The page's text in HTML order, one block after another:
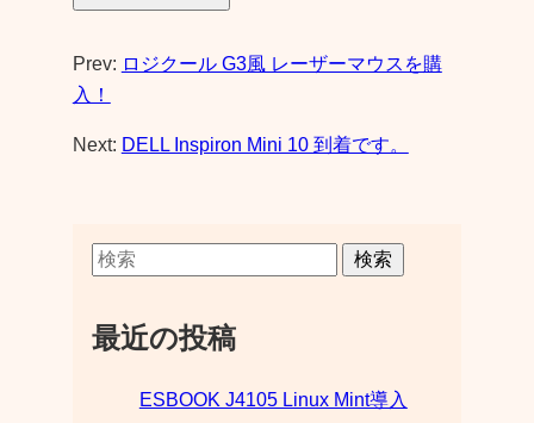
Prev: ロジクール G3風 レーザーマウスを購
入！
Next: DELL Inspiron Mini 10 到着です。
検索
最近の投稿
ESBOOK J4105 Linux Mint導入